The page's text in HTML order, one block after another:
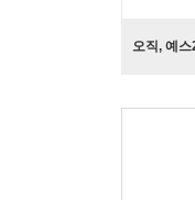
오직, 예